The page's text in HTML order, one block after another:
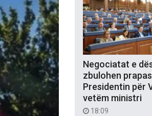
Negociatat e
zbulohen
Presidentin për
vetëm ministri
18:09